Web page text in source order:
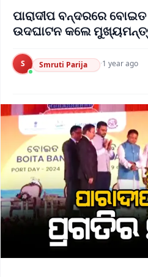
Argus Health
Argus Swaad
Argus Chalo
ପାରାଦୀପ ବନ୍ଦରରେ
ଉଦଘାଟନ କଲେ
S Smruti Parija ·1 year ago